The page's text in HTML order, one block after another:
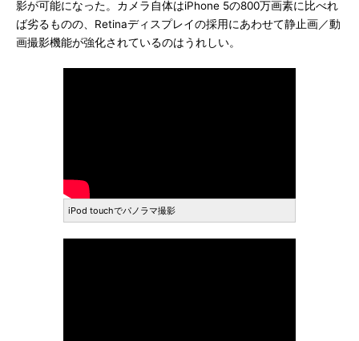
影が可能になった。カメラ自体はiPhone 5の800万画素に比べれ
ば劣るものの、Retinaディスプレイの採用にあわせて静止画／動
画撮影機能が強化されているのはうれしい。
iPod touchでパノラマ撮影